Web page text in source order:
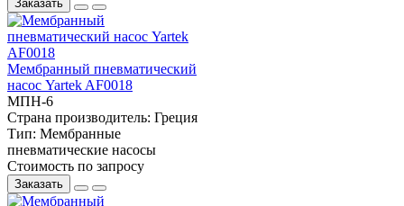
Заказать
Мембранный пневматический
насос Yartek AF0018
МПН-6
Страна производитель: Греция
Тип: Мембранные
пневматические насосы
Стоимость по запросу
Заказать